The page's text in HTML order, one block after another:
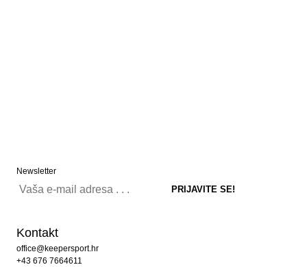
Newsletter
Kontakt
office@keepersport.hr
+43 676 7664611